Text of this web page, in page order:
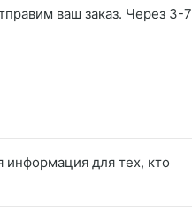
ваш заказ. Через 3-7
информация для тех, кто